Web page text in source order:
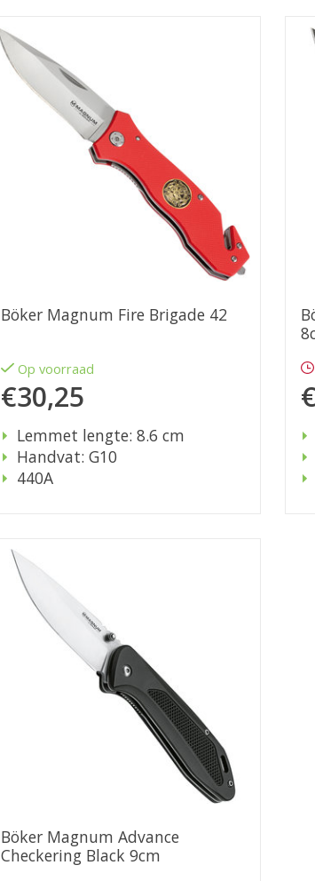
Böker Magnum Fire Brigade 42
Op voorraad
€30,25
Lemmet lengte: 8.6 cm
Handvat: G10
440A
Böker Magnum Advance
Checkering Black 9cm